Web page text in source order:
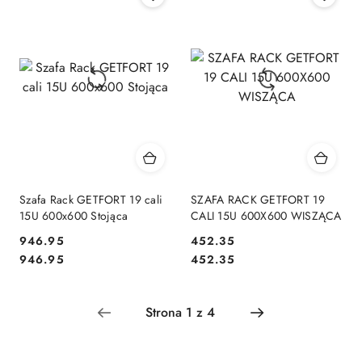
Szafa Rack GETFORT 19 cali
15U 600x600 Stojąca
Cena:
946.95
Cena:
946.95
SZAFA RACK GETFORT 19
CALI 15U 600X600 WISZĄCA
Cena:
452.35
Cena:
452.35